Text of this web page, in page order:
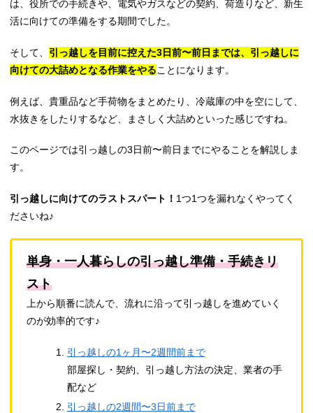
は、役所での手続きや、電気やガスなどの契約、荷造りなど、新生
活に向けての準備をする期間でした。
そして、 引っ越しを目前に控えた3日前〜前日までは、引っ越しに
向けての大詰めとなる作業をやることになります。
例えば、貴重品など手荷物をまとめたり、冷蔵庫の中を空にして、
水抜きをしたりするなど、まさしく大詰めといった感じですね。
このページでは引っ越しの3日前〜前日までにやることを解説しま
す。
引っ越しに向けてのラストスパート！ 1つ1つを漏れなくやってく
ださいね♪
単身・一人暮らしの引っ越し準備・手続きリ
スト
上から順番に読んで、流れに沿って引っ越しを進めていく
のが効率的です♪
引っ越しの1ヶ月〜2週間前まで
部屋探し・契約、引っ越し方法の決定、業者の手
配など
引っ越しの2週間〜3日前まで